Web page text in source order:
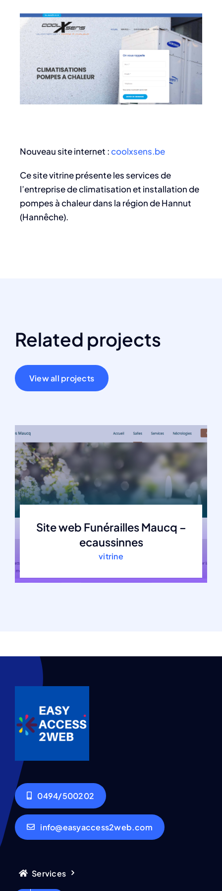
Nouveau site internet :coolxsens.be
Ce site vitrine présente les services de
l’entreprise de climatisation et installation de
pompes à chaleur dans la région de Hannut
(Hannêche).
Related projects
View all projects
Site web Funérailles Maucq –
ecaussinnes
vitrine
0494/500202
info@easyaccess2web.com
Services